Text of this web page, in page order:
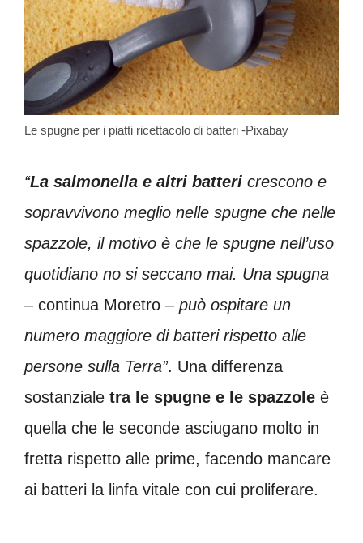
Le spugne per i piatti ricettacolo di batteri -Pixabay
“La salmonella e altri batteri crescono e
sopravvivono meglio nelle spugne che nelle
spazzole, il motivo è che le spugne nell’uso
quotidiano no si seccano mai. Una spugna
– continua Moretro – può ospitare un
numero maggiore di batteri rispetto alle
persone sulla Terra”. Una differenza
sostanziale tra le spugne e le spazzole è
quella che le seconde asciugano molto in
fretta rispetto alle prime, facendo mancare
ai batteri la linfa vitale con cui proliferare.